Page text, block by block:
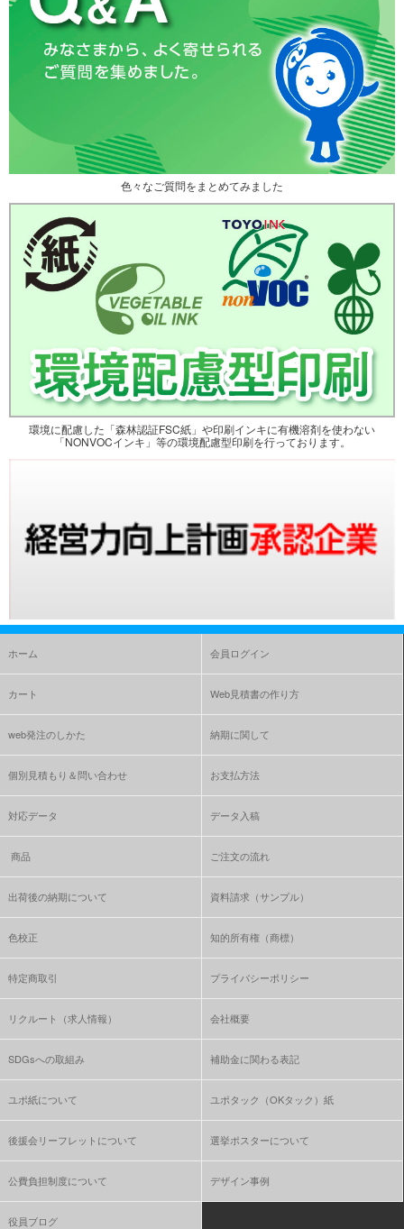
色々なご質問をまとめてみました
環境に配慮した「森林認証FSC紙」や印刷インキに有機溶剤を使わない
「NONVOCインキ」等の環境配慮型印刷を行っております。
ホーム 会員ログイン
カート Web見積書の作り方
web発注のしかた 納期に関して
個別見積もり＆問い合わせ お支払方法
対応データ データ入稿
商品 ご注文の流れ
出荷後の納期について 資料請求（サンプル）
色校正 知的所有権（商標）
特定商取引 プライバシーポリシー
リクルート（求人情報） 会社概要
SDGsへの取組み 補助金に関わる表記
ユポ紙について ユポタック（OKタック）紙
後援会リーフレットについて 選挙ポスターについて
公費負担制度について デザイン事例
役員ブログ